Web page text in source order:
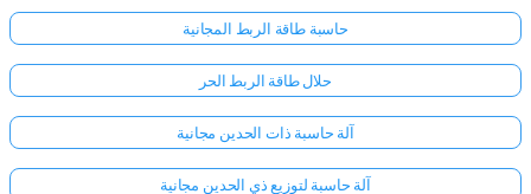
حاسبة طاقة الربط المجانية
حلال طاقة الربط الحر
آلة حاسبة ذات الحدين مجانية
آلة حاسبة لتوزيع ذي الحدين مجانية